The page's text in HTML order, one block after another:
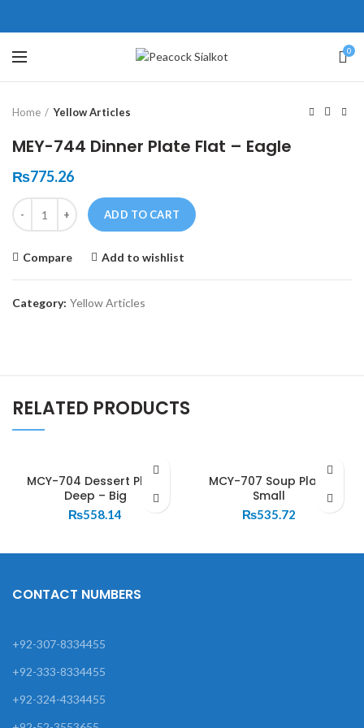
0
Click to enlarge
Home Yellow Articles
MEY-744 Dinner Plate Flat – Eagle
₨775.26
Quantity
ADD TO CART
Compare Add to wishlist
Category: Yellow Articles
RELATED PRODUCTS
MCY-704 Dessert Plate
Deep – Big
₨558.14
MCY-707 Soup Plate
Small
₨535.72
壯陽藥台灣購物
，這不是因為缺乏性生活，而
因為缺乏溝通，所以保持談話很
盾越來越大，往往這是ED的情
就會變得更加嚴重。
犀利士壯陽藥線上購買
戲都可以很好的幫助你獲得一
高質量的夫妻生活。犀利士治療
鬆，便於陰莖快速充血達到滿
堅硬勃起。在醫學界和陽痿病
望下，犀利士作為新一批藥
有其優良特點。
CONTACT NUMBERS
+92-307-8334455
+92-333-8334455
+92-324-4334455